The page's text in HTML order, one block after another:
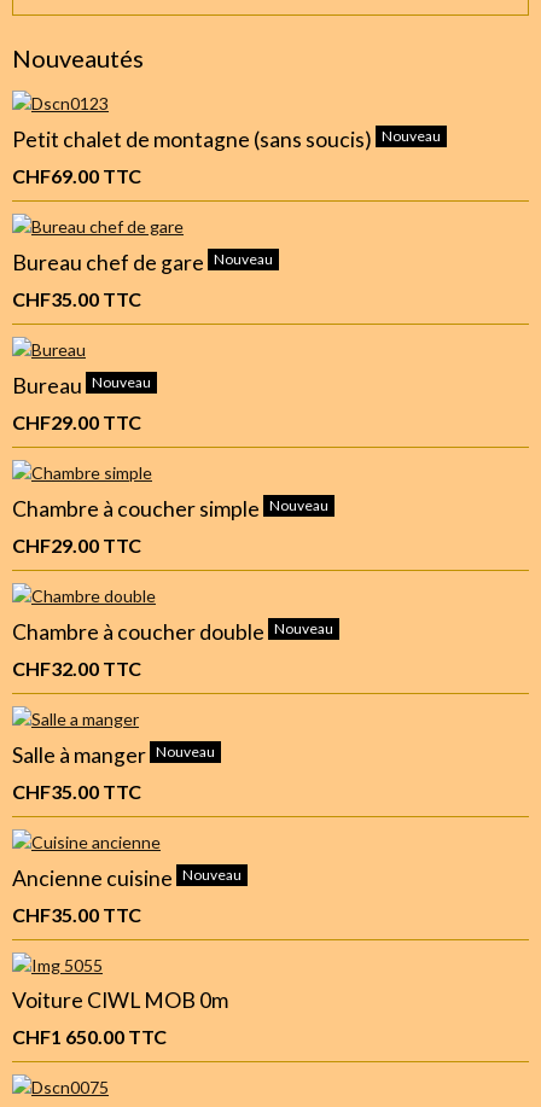
Nouveautés
Petit chalet de montagne (sans soucis) Nouveau
CHF69.00 TTC
Bureau chef de gare Nouveau
CHF35.00 TTC
Bureau Nouveau
CHF29.00 TTC
Chambre à coucher simple Nouveau
CHF29.00 TTC
Chambre à coucher double Nouveau
CHF32.00 TTC
Salle à manger Nouveau
CHF35.00 TTC
Ancienne cuisine Nouveau
CHF35.00 TTC
Voiture CIWL MOB 0m
CHF1 650.00 TTC